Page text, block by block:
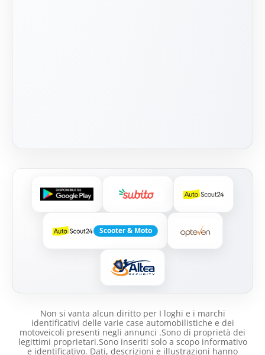
Scooter & Moto
Non si vanta alcun diritto per I loghi e i marchi
identificativi delle varie case automobilistiche e dei
motoveicoli presenti negli annunci .Sono di proprietà dei
legittimi proprietari.Sono inseriti solo a scopo informativo
e identificativo. Dati, descrizioni e illustrazioni hanno